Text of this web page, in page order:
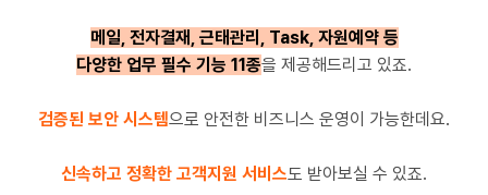
메일, 전자결재, 근태관리, Task, 자원예약 등
다양한 업무 필수 기능 11종을 제공해드리고 있죠.
검증된 보안 시스템으로 안전한 비즈니스 운영이 가능한데요.
신속하고 정확한 고객지원 서비스도 받아보실 수 있죠.